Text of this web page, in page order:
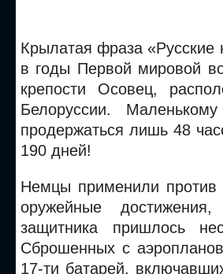
Крылатая фраза
в годы Первой мировой
крепости Осовец,
Белоруссии.
продержаться лишь 48
190 дней!
Немцы применили против
оружейные
защитника пришлось
Сброшенных с
17-ти батарей,